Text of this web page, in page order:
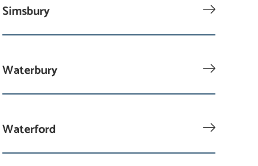
Simsbury
Waterbury
Waterford